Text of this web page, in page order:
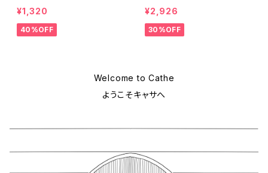
ショーツ （レッド） Mサイ
ズ 6204 SALE セー
ル 送料無料
¥1,320
40%OFF
ミカルレース ブラレット
ソフトブラ ノンワイヤー
（全３色）Mサイズ D2227
¥2,926
30%OFF
Welcome to Cathe
ようこそキャサへ